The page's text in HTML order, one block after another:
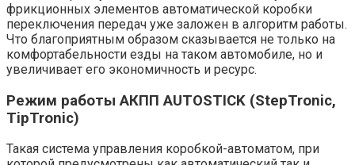
фрикционных элементов автоматической коробки
переключения передач уже заложен в алгоритм работы.
Что благоприятным образом сказывается не только на
комфортабельности езды на таком автомобиле, но и
увеличивает его экономичность и ресурс.
Режим работы АКПП AUTOSTICK (StepTronic,
TipTronic)
Такая система управления коробкой-автоматом, при